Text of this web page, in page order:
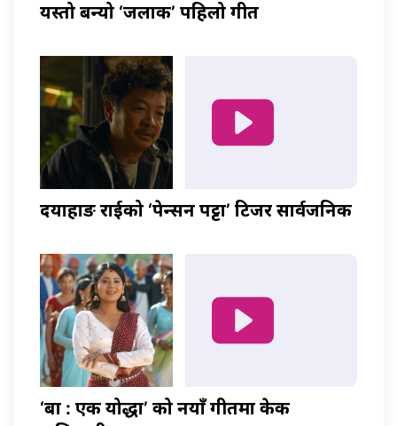
यस्तो बन्यो ‘जलाकी’ पहिलो गीत
दयाहाङ राईको ‘पेन्सन पट्टा’ टिजर सार्वजनिक
‘बा : एक योद्धा’ को नयाँ गीतमा केकी